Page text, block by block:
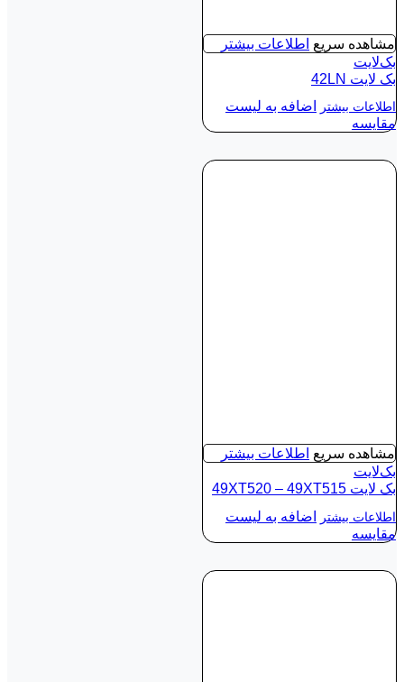
مشاهده سریع اطلاعات بیشتر
بک‌لایت
بک لايت 42LN
اطلاعات بیشتر
اضافه به لیست
مقایسه
مشاهده سریع اطلاعات بیشتر
بک‌لایت
بک لايت 49XT520 – 49XT515
اطلاعات بیشتر
اضافه به لیست
مقایسه